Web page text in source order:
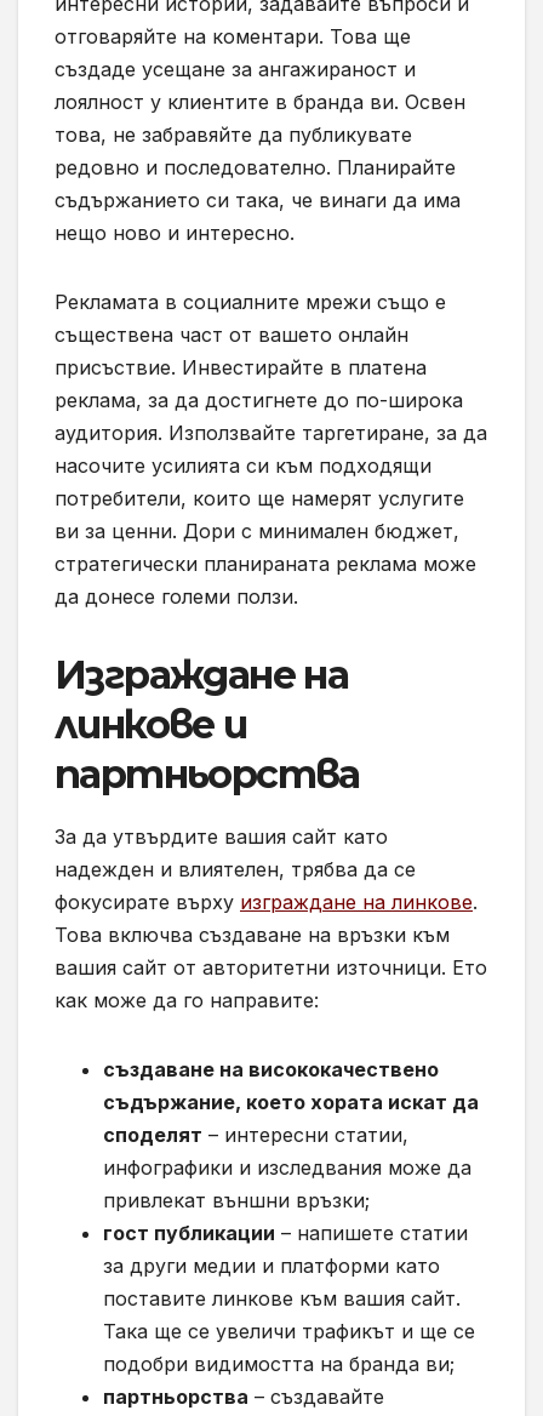
отговаряйте на коментари. Това ще
създаде усещане за ангажираност и
лоялност у клиентите в бранда ви. Освен
това, не забравяйте да публикувате
редовно и последователно. Планирайте
съдържанието си така, че винаги да има
нещо ново и интересно.
Рекламата в социалните мрежи също е
съществена част от вашето онлайн
присъствие. Инвестирайте в платена
реклама, за да достигнете до по-широка
аудитория. Използвайте таргетиране, за да
насочите усилията си към подходящи
потребители, които ще намерят услугите
ви за ценни. Дори с минимален бюджет,
стратегически планираната реклама може
да донесе големи ползи.
Изграждане на
линкове и
партньорства
За да утвърдите вашия сайт като
надежден и влиятелен, трябва да се
фокусирате върху изграждане на линкове.
Това включва създаване на връзки към
вашия сайт от авторитетни източници. Ето
как може да го направите:
създаване на висококачествено
съдържание, което хората искат да
споделят – интересни статии,
инфографики и изследвания може да
привлекат външни връзки;
гост публикации – напишете статии
за други медии и платформи като
поставите линкове към вашия сайт.
Така ще се увеличи трафикът и ще се
подобри видимостта на бранда ви;
партньорства – създавайте